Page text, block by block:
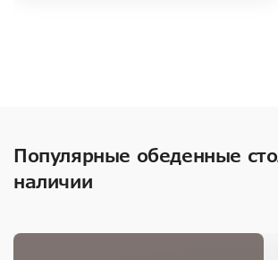
Популярные обеденные
наличии